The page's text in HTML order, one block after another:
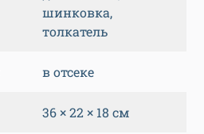
шинковка,
толкатель
в отсеке
36 × 22 × 18 см